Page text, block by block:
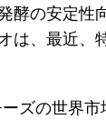
酵の安定性
は、最近、
ズの世界市